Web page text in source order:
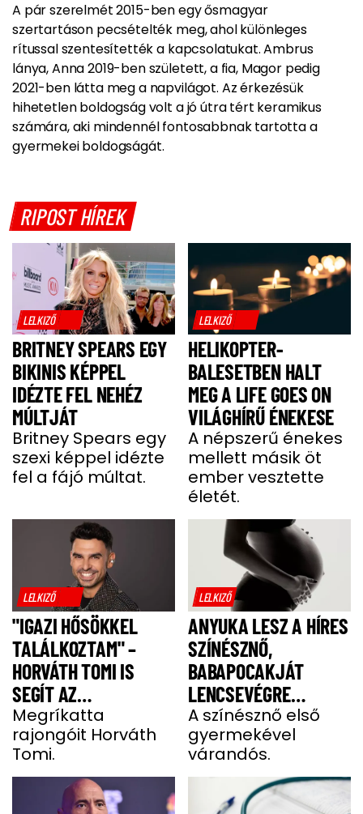
A pár szerelmét 2015-ben egy ősmagyar
szertartáson pecsételték meg, ahol különleges
rítussal szentesítették a kapcsolatukat. Ambrus
lánya, Anna 2019-ben született, a fia, Magor pedig
2021-ben látta meg a napvilágot. Az érkezésük
hihetetlen boldogság volt a jó útra tért keramikus
számára, aki mindennél fontosabbnak tartotta a
gyermekei boldogságát.
RIPOST HÍREK
LELKIZŐ
BRITNEY SPEARS EGY
BIKINIS KÉPPEL
IDÉZTE FEL NEHÉZ
MÚLTJÁT
Britney Spears egy
szexi képpel idézte
fel a fájó múltat.
LELKIZŐ
HELIKOPTER-
BALESETBEN HALT
MEG A LIFE GOES ON
VILÁGHÍRŰ ÉNEKESE
A népszerű énekes
mellett másik öt
ember vesztette
életét.
LELKIZŐ
"IGAZI HŐSÖKKEL
TALÁLKOZTAM" –
HORVÁTH TOMI IS
SEGÍT AZ
IZOMSORVADÁSOS
ALEXNEK
Megríkatta
rajongóit Horváth
Tomi.
LELKIZŐ
ANYUKA LESZ A HÍRES
SZÍNÉSZNŐ,
BABAPOCAKJÁT
LENCSEVÉGRE
KAPTÁK
A színésznő első
gyermekével
várandós.